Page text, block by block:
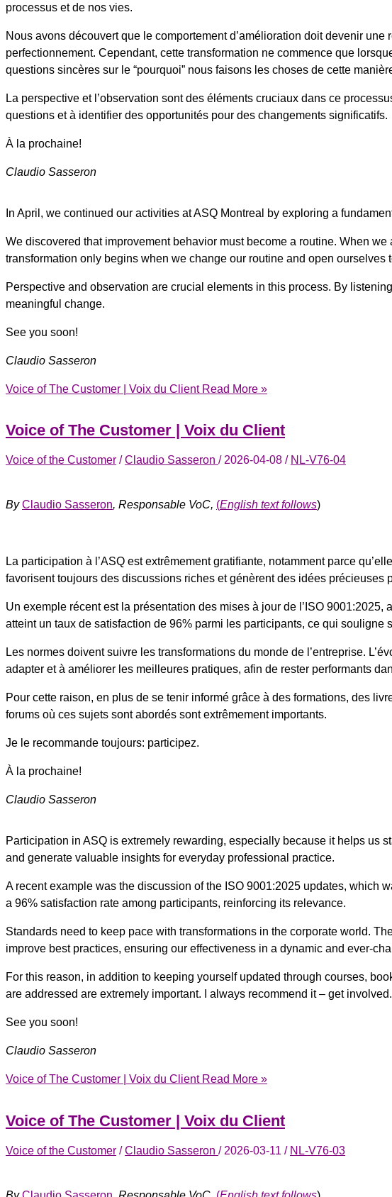
processus et de nos vies.
Nous avons découvert que le comportement d’amélioration doit devenir
perfectionnement. Cependant, cette transformation ne commence que
questions sincères sur le “pourquoi” nous faisons les choses de cette
La perspective et l’observation sont des éléments cruciaux dans ce
questions et à identifier des opportunités pour des changements significatifs.
À la prochaine!
Claudio Sasseron
In April, we continued our activities at ASQ Montreal by exploring a
We discovered that improvement behavior must become a routine. When
transformation only begins when we change our routine and open
Perspective and observation are crucial elements in this process. By
meaningful change.
See you soon!
Claudio Sasseron
Voice of The Customer | Voix du ClientRead More »
Voice of The Customer | Voix du Client
Voice of the Customer /Claudio Sasseron / 2026-04-08 / NL-V76-04
ByClaudio Sasseron, Responsable VoC, (English text follows)
La participation à l’ASQ est extrêmement gratifiante, notamment parce
favorisent toujours des discussions riches et génèrent des idées précieuses
Un exemple récent est la présentation des mises à jour de l’ISO
atteint un taux de satisfaction de 96% parmi les participants, ce qui souligne
Les normes doivent suivre les transformations du monde de l’entreprise.
adapter et à améliorer les meilleures pratiques, afin de rester performants
Pour cette raison, en plus de se tenir informé grâce à des formations, des
forums où ces sujets sont abordés sont extrêmement importants.
Je le recommande toujours: participez.
À la prochaine!
Claudio Sasseron
Participation in ASQ is extremely rewarding, especially because it helps us
and generate valuable insights for everyday professional practice.
A recent example was the discussion of the ISO 9001:2025 updates, which
a 96% satisfaction rate among participants, reinforcing its relevance.
Standards need to keep pace with transformations in the corporate world.
improve best practices, ensuring our effectiveness in a dynamic and ever-
For this reason, in addition to keeping yourself updated through courses,
are addressed are extremely important. I always recommend it – get involved.
See you soon!
Claudio Sasseron
Voice of The Customer | Voix du ClientRead More »
Voice of The Customer | Voix du Client
Voice of the Customer /Claudio Sasseron / 2026-03-11 / NL-V76-03